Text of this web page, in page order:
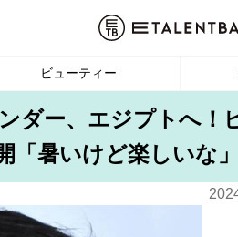
ビューティー
ダー、エジプトへ！
「暑いけど楽しいな」